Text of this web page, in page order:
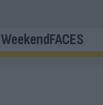
WeekendFACES